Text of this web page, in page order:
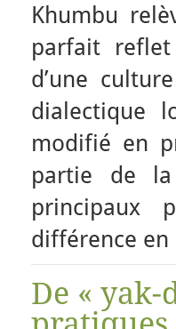
Khumbu
parfait
d’une
dialectique
modifié en
partie de la
principaux
différence en
De «